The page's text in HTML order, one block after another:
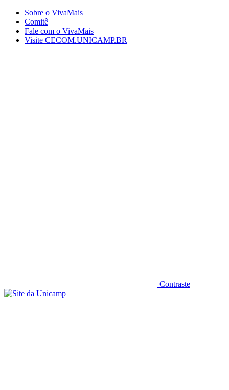
Conteúdo principal Menu principal
Sobre o VivaMais
Comitê
Fale com o VivaMais
Visite CECOM.UNICAMP.BR
Contraste